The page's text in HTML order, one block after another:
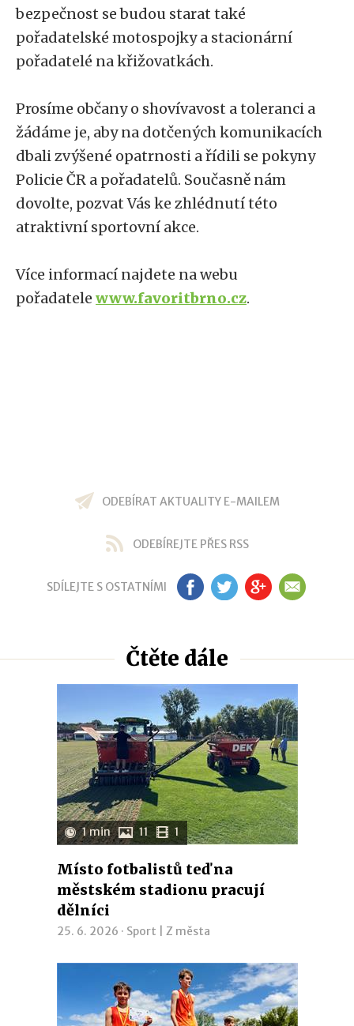
bezpečnost se budou starat také
pořadatelské motospojky a stacionární
pořadatelé na křižovatkách.
Prosíme občany o shovívavost a toleranci a
žádáme je, aby na dotčených komunikacích
dbali zvýšené opatrnosti a řídili se pokyny
Policie ČR a pořadatelů. Současně nám
dovolte, pozvat Vás ke zhlédnutí této
atraktivní sportovní akce.
Více informací najdete na webu
pořadatele www.favoritbrno.cz.
ODEBÍRAT AKTUALITY E-MAILEM
ODEBÍREJTE PŘES RSS
SDÍLEJTE S OSTATNÍMI FB TW GP EM
Čtěte dále
1 min 11 1
Místo fotbalistů teď na
městském stadionu pracují
dělníci
25. 6. 2026 · Sport Z města